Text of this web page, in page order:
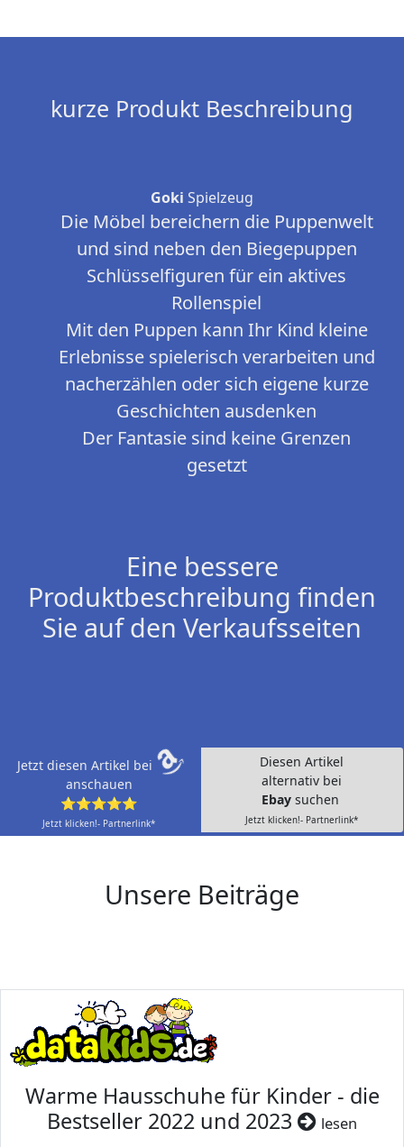
kurze Produkt Beschreibung
Goki Spielzeug
Die Möbel bereichern die Puppenwelt
und sind neben den Biegepuppen
Schlüsselfiguren für ein aktives
Rollenspiel
Mit den Puppen kann Ihr Kind kleine
Erlebnisse spielerisch verarbeiten und
nacherzählen oder sich eigene kurze
Geschichten ausdenken
Der Fantasie sind keine Grenzen
gesetzt
Eine bessere
Produktbeschreibung finden
Sie auf den Verkaufsseiten
Jetzt diesen Artikel bei
anschauen
⭐⭐⭐⭐⭐
Jetzt klicken!- Partnerlink*
Diesen Artikel
alternativ bei
Ebay suchen
Jetzt klicken!- Partnerlink*
Unsere Beiträge
Warme Hausschuhe für Kinder - die
Bestseller 2022 und 2023
lesen